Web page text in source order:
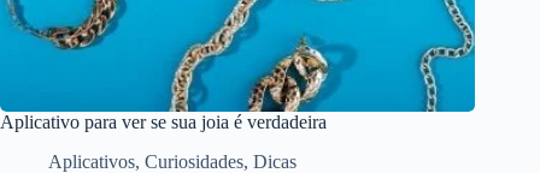
Aplicativo para ver se sua joia é verdadeira
Aplicativos, Curiosidades, Dicas